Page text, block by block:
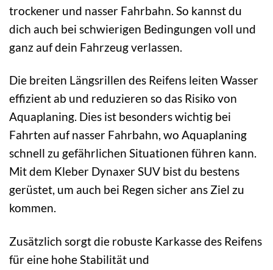
trockener und nasser Fahrbahn. So kannst du
dich auch bei schwierigen Bedingungen voll und
ganz auf dein Fahrzeug verlassen.
Die breiten Längsrillen des Reifens leiten Wasser
effizient ab und reduzieren so das Risiko von
Aquaplaning. Dies ist besonders wichtig bei
Fahrten auf nasser Fahrbahn, wo Aquaplaning
schnell zu gefährlichen Situationen führen kann.
Mit dem Kleber Dynaxer SUV bist du bestens
gerüstet, um auch bei Regen sicher ans Ziel zu
kommen.
Zusätzlich sorgt die robuste Karkasse des Reifens
für eine hohe Stabilität und